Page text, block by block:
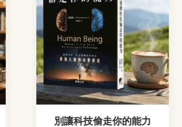
別讓科技偷走你的能力